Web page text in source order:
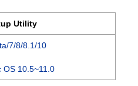
Utility
7/8/8.1/10
OS 10.5~11.0